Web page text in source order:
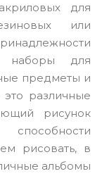
для
или
наборы для
предметы и
различные
рисунок
рисовать, в
альбомы